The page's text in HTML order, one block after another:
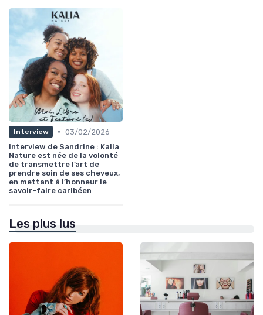
Interview • 03/02/2026
Interview de Sandrine : Kalia
Nature est née de la volonté
de transmettre l’art de
prendre soin de ses cheveux,
en mettant à l’honneur le
savoir-faire caribéen
Les plus lus